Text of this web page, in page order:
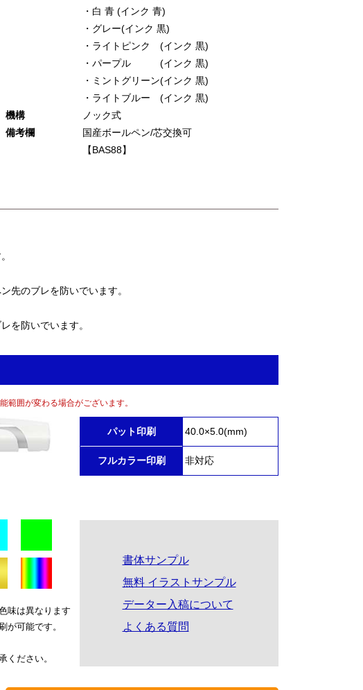
・白 青 (インク 青)
・グレー(インク 黒)
・ライトピンク (インク 黒)
・パープル (インク 黒)
・ミントグリーン(インク 黒)
・ライトブルー (インク 黒)
機構
ノック式
備考欄
国産ボールペン/芯交換可
【BAS88】
先のブレを防いでいます。
を防いでいます。
範囲が変わる場合がございます。
パット印刷 40.0×5.0(mm)
フルカラー印刷 非対応
味は異なります
が可能です。
ください。
書体サンプル
無料 イラストサンプル
データー入稿について
よくある質問